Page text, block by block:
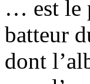
… est le
batteur
dont